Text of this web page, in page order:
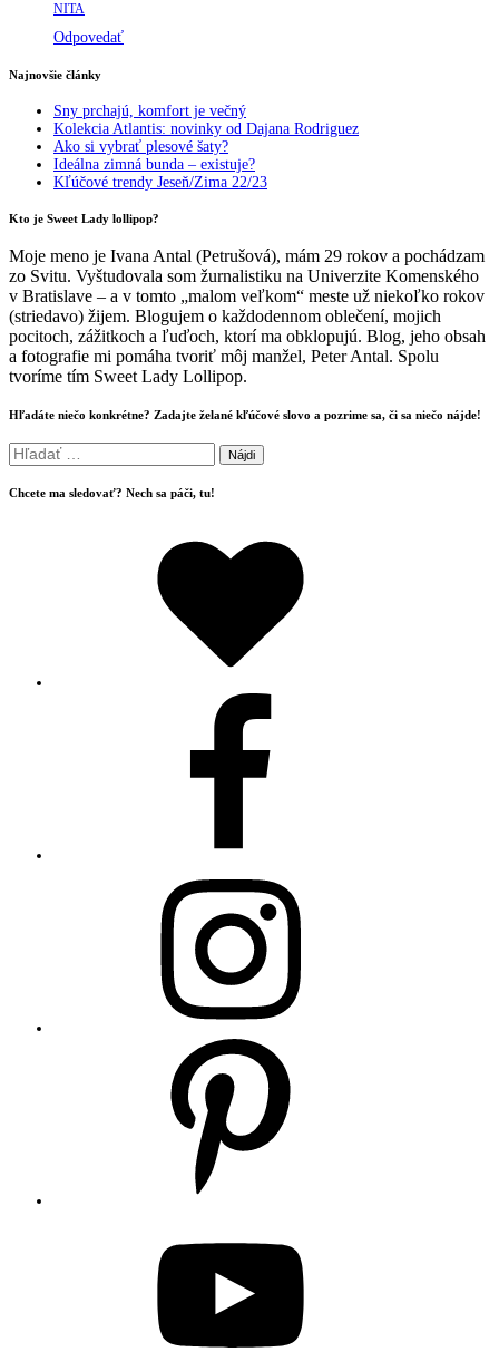
NITA
Odpovedať
Najnovšie články
Sny prchajú, komfort je večný
Kolekcia Atlantis: novinky od Dajana Rodriguez
Ako si vybrať plesové šaty?
Ideálna zimná bunda – existuje?
Kľúčové trendy Jeseň/Zima 22/23
Kto je Sweet Lady lollipop?
Moje meno je Ivana Antal (Petrušová), mám 29 rokov a pochádzam
zo Svitu. Vyštudovala som žurnalistiku na Univerzite Komenského
v Bratislave – a v tomto „malom veľkom“ meste už niekoľko rokov
(striedavo) žijem. Blogujem o každodennom oblečení, mojich
pocitoch, zážitkoch a ľuďoch, ktorí ma obklopujú. Blog, jeho obsah
a fotografie mi pomáha tvoriť môj manžel, Peter Antal. Spolu
tvoríme tím Sweet Lady Lollipop.
Hľadáte niečo konkrétne? Zadajte želané kľúčové slovo a pozrime sa, či sa niečo nájde!
Hľadať:
Chcete ma sledovať? Nech sa páči, tu!